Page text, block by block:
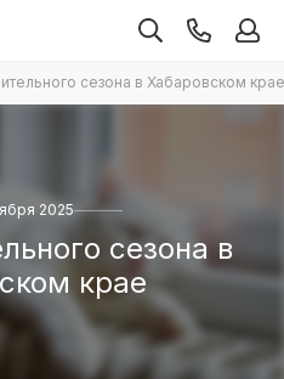
сезона в Хабаровском крае
2025
сезона в
крае